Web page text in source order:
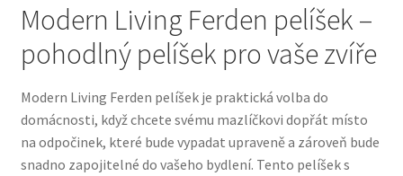
Vše pro psy — Krmivo, doplňky, vybavení
Boudy a výběhy
Bozita pro psy — Švédské krmivo s nordickou kvalitou
Brit pro psy
Modern Living Ferden pelíšek –
pohodlný pelíšek pro vaše zvíře
Modern Living Ferden pelíšek je praktická volba do
domácnosti, když chcete svému mazlíčkovi dopřát místo
na odpočinek, které bude vypadat upraveně a zároveň bude
snadno zapojitelné do vašeho bydlení. Tento pelíšek s